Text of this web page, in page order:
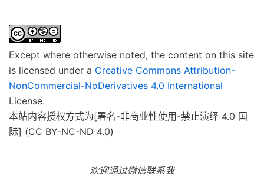
Except where otherwise noted, the content on this site
is licensed under a Creative Commons Attribution-
NonCommercial-NoDerivatives 4.0 International
License.
本站内容授权方式为[署名-非商业性使用-禁止演绎 4.0 国
际] (CC BY-NC-ND 4.0)
欢迎通过微信联系我